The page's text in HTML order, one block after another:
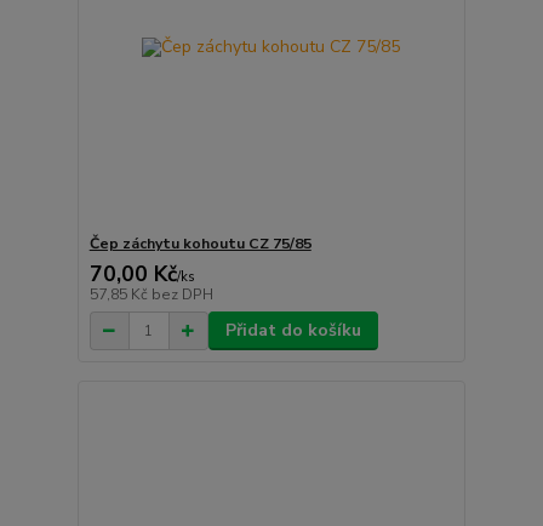
Čep záchytu kohoutu CZ 75/85
70,00 Kč/ks
57,85 Kč bez DPH
Přidat do košíku